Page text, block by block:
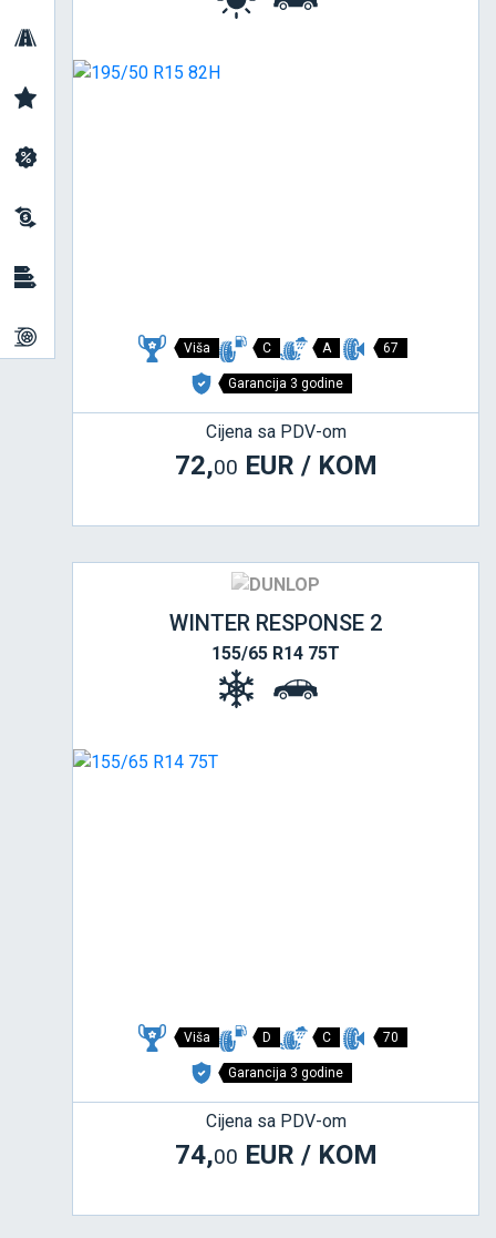
Viša C A 67
Garancija 3 godine
Cijena sa PDV-om
72,00 EUR / KOM
WINTER RESPONSE 2
155/65 R14 75T
Viša D C 70
Garancija 3 godine
Cijena sa PDV-om
74,00 EUR / KOM